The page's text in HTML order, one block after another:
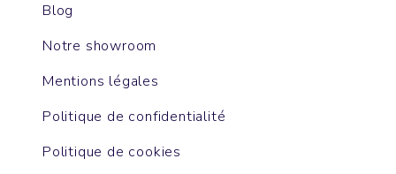
Blog
Notre showroom
Mentions légales
Politique de confidentialité
Politique de cookies